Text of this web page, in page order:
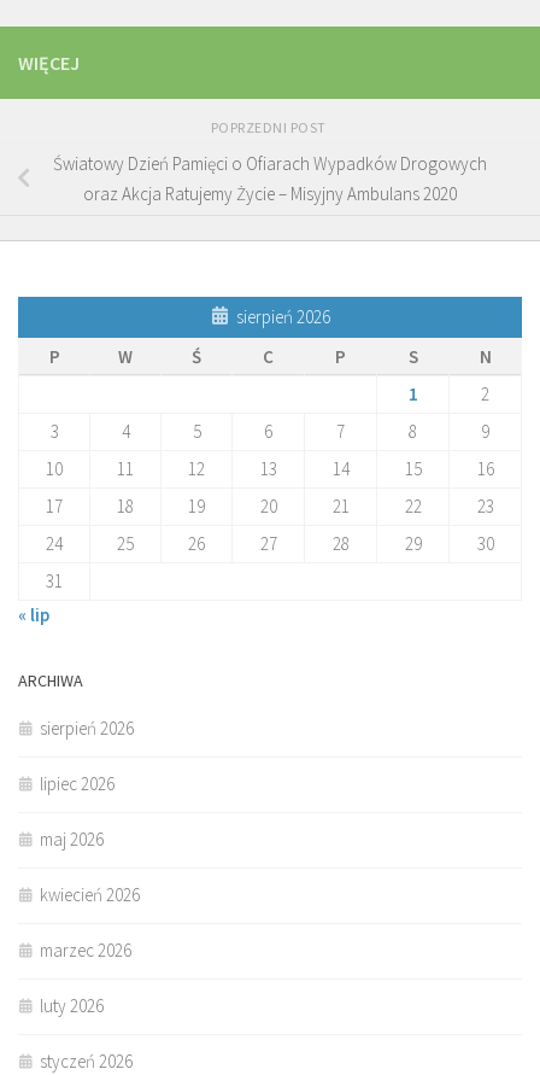
WIĘCEJ
POPRZEDNI POST
Światowy Dzień Pamięci o Ofiarach Wypadków Drogowych
oraz Akcja Ratujemy Życie – Misyjny Ambulans 2020
sierpień 2026
P
W Ś C P S
N
1
2
3
4 5 6 7 8
9
10
11 12 13 14 15
16
17
18 19 20 21 22
23
24
25 26 27 28 29
30
31
« lip
ARCHIWA
sierpień 2026
lipiec 2026
maj 2026
kwiecień 2026
marzec 2026
luty 2026
styczeń 2026